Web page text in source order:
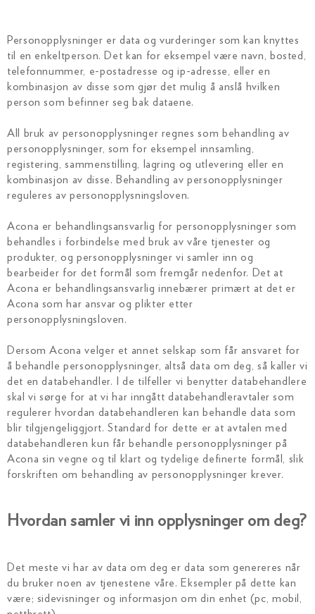
Personopplysninger er data og vurderinger som kan knyttes
til en enkeltperson. Det kan for eksempel være navn, bosted,
telefonnummer, e-postadresse og ip-adresse, eller en
kombinasjon av disse som gjør det mulig å anslå hvilken
person som befinner seg bak dataene.
All bruk av personopplysninger regnes som behandling av
personopplysninger, som for eksempel innsamling,
registering, sammenstilling, lagring og utlevering eller en
kombinasjon av disse. Behandling av personopplysninger
reguleres av personopplysningsloven.
Acona er behandlingsansvarlig for personopplysninger som
behandles i forbindelse med bruk av våre tjenester og
produkter, og personopplysninger vi samler inn og
bearbeider for det formål som fremgår nedenfor. Det at
Acona er behandlingsansvarlig innebærer primært at det er
Acona som har ansvar og plikter etter
personopplysningsloven.
Dersom Acona velger et annet selskap som får ansvaret for
å behandle personopplysninger, altså data om deg, så kaller vi
det en databehandler. I de tilfeller vi benytter databehandlere
skal vi sørge for at vi har inngått databehandleravtaler som
regulerer hvordan databehandleren kan behandle data som
blir tilgjengeliggjort. Standard for dette er at avtalen med
databehandleren kun får behandle personopplysninger på
Acona sin vegne og til klart og tydelige definerte formål, slik
forskriften om behandling av personopplysninger krever.
Hvordan samler vi inn opplysninger om deg?
Det meste vi har av data om deg er data som genereres når
du bruker noen av tjenestene våre. Eksempler på dette kan
være; sidevisninger og informasjon om din enhet (pc, mobil,